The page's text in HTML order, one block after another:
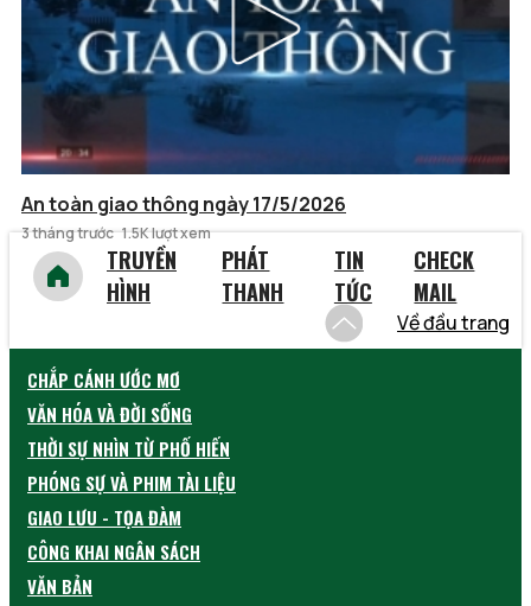
An toàn giao thông ngày 17/5/2026
3 tháng trước 1.5K lượt xem
TRUYỀN
HÌNH
PHÁT
THANH
TIN
TỨC
CHECK
MAIL
Về đầu trang
CHẮP CÁNH ƯỚC MƠ
VĂN HÓA VÀ ĐỜI SỐNG
THỜI SỰ NHÌN TỪ PHỐ HIẾN
PHÓNG SỰ VÀ PHIM TÀI LIỆU
GIAO LƯU - TỌA ĐÀM
CÔNG KHAI NGÂN SÁCH
VĂN BẢN